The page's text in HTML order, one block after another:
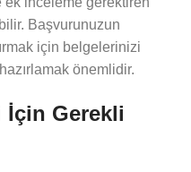
Başvurunuzun
için belgelerinizi
önemlidir.
İçin Gerekli